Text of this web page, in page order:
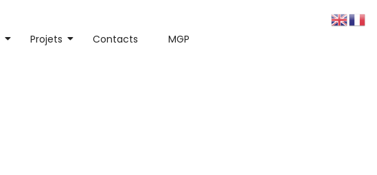
Projets Contacts MGP